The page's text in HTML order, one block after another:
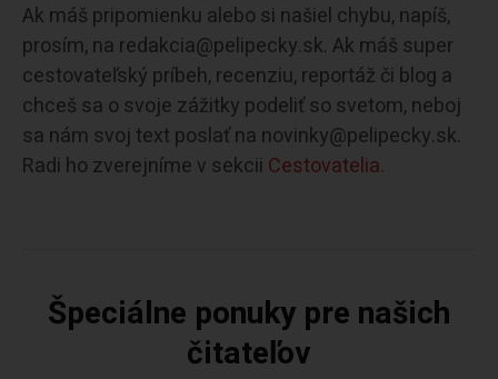
Ak máš pripomienku alebo si našiel chybu, napíš,
prosím, na redakcia@pelipecky.sk. Ak máš super
cestovateľský príbeh, recenziu, reportáž či blog a
chceš sa o svoje zážitky podeliť so svetom, neboj
sa nám svoj text poslať na novinky@pelipecky.sk.
Radi ho zverejníme v sekcii Cestovatelia.
Špeciálne ponuky pre našich
čitateľov